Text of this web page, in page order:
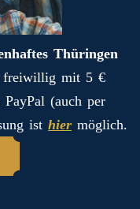
Thüringen
freiwillig mit 5 €
(auch per
ist hier möglich.